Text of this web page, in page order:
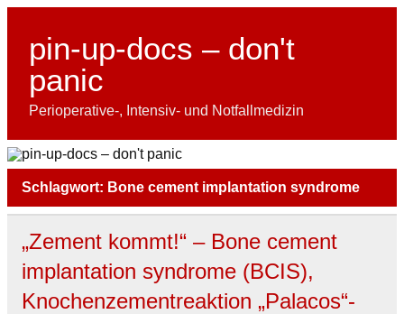
Skip
pin-up-docs – don't
panic
Perioperative-, Intensiv- und Notfallmedizin
Schlagwort: Bone cement implantation syndrome
„Zement kommt!“ – Bone cement
implantation syndrome (BCIS),
Knochenzementreaktion „Palacos“-